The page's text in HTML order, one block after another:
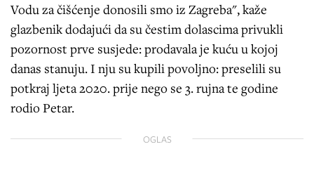
Vodu za čišćenje donosili smo iz Zagreba", kaže
glazbenik dodajući da su čestim dolascima privukli
pozornost prve susjede: prodavala je kuću u kojoj
danas stanuju. I nju su kupili povoljno: preselili su
potkraj ljeta 2020. prije nego se 3. rujna te godine
rodio Petar.
OGLAS